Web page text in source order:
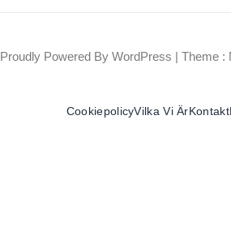
Proudly Powered By WordPress | Theme :
CookiepolicyVilka Vi ÄrKontakt